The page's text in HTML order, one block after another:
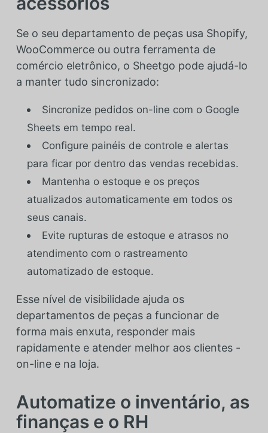
Se o seu departamento de peças usa Shopify,
WooCommerce ou outra ferramenta de
comércio eletrônico, o Sheetgo pode ajudá-lo
a manter tudo sincronizado:
Sincronize pedidos on-line com o Google
Sheets em tempo real.
Configure painéis de controle e alertas
para ficar por dentro das vendas recebidas.
Mantenha o estoque e os preços
atualizados automaticamente em todos os
seus canais.
Evite rupturas de estoque e atrasos no
atendimento com o rastreamento
automatizado de estoque.
Esse nível de visibilidade ajuda os
departamentos de peças a funcionar de
forma mais enxuta, responder mais
rapidamente e atender melhor aos clientes -
on-line e na loja.
Automatize o inventário, as
finanças e o RH